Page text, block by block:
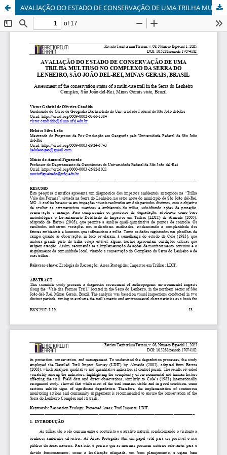
AVALIAÇÃO DO ESTADO DE CONSERVAÇÃO DE UMA TRILHA MULTIUSO NO COMPLEXO DA SERRA DO LENHEIRO, SÃO JOÃO DEL-REI, MINAS GERAIS, BRASIL